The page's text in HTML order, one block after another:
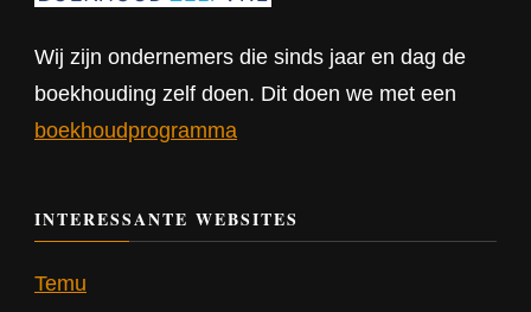
Wij zijn ondernemers die sinds jaar en dag de
boekhouding zelf doen. Dit doen we met een
boekhoudprogramma
INTERESSANTE WEBSITES
Temu